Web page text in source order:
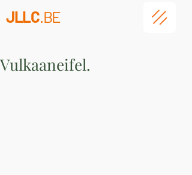
JLLC.BE
Vulkaaneifel.